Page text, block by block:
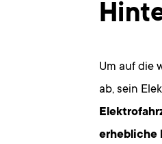
Um auf die
ab, sein
erhebliche